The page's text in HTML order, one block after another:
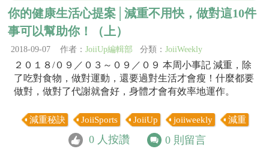
你的健康生活心提案│減重不用快，做對這10件
事可以幫助你！（上）
2018-09-07 作者： JoiiUp編輯部 分類： JoiiWeekly
２０１８/０９／０３～０９／０９ 本周小事記 減重，除
了吃對食物，做對運動，還要過對生活才會瘦！什麼都要
做對，做對了代謝就會好，身體才會有效率地運作。
減重秘訣 JoiiSports JoiiUp joiiweekly 減重
0 人按讚 0 則留言